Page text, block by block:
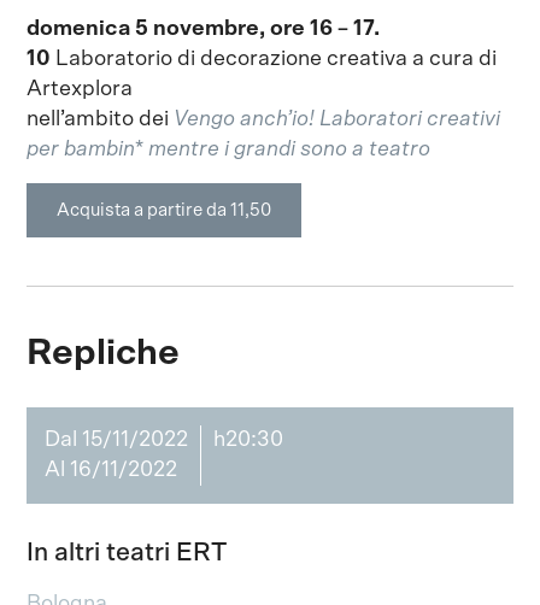
domenica 5 novembre, ore 16 – 17.
10 Laboratorio di decorazione creativa a cura di
Artexplora
nell’ambito dei Vengo anch’io! Laboratori creativi
per bambin* mentre i grandi sono a teatro
Acquista a partire da 11,50
Repliche
Dal 15/11/2022
Al 16/11/2022
h20:30
In altri teatri ERT